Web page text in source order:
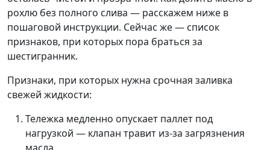
рохлю без полного слива — расскажем ниже в
пошаговой инструкции. Сейчас же — список
признаков, при которых пора браться за
шестигранник.
Признаки, при которых нужна срочная заливка
свежей жидкости:
Тележка медленно опускает паллет под
нагрузкой — клапан травит из-за загрязнения